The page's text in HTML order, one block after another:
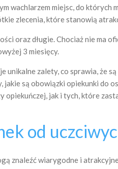
wachlarzem miejsc, do których
zlecenia, które stanowią
oraz długie. Chociaż nie ma
3 miesięcy.
zalety, co sprawia, że
są obowiązki opiekunki do
jak i tych, które
od
znaleźć wiarygodne i